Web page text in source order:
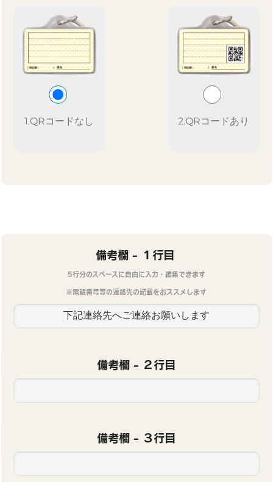
1.QRコードなし 2.QRコードあり
備考欄 - １行目
5行分のスペースに自由に入力・編集できます
※電話番号等の連絡先の記載をおススメします
備考欄 - ２行目
備考欄 - ３行目